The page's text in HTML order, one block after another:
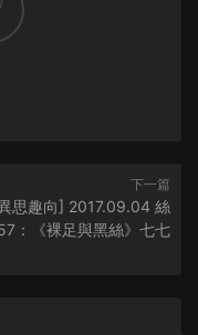
下一篇
思趣向] 2017.09.04 絲
：《裸足與黑絲》七七